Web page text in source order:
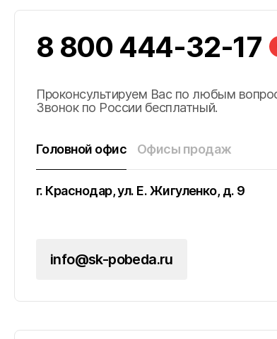
8 800 444-32-17
Проконсультируем Вас по любым
Звонок по России бесплатный.
Головной офис Офисы продаж
г. Краснодар, ул. Е. Жигуленко, д. 9
info@sk-pobeda.ru